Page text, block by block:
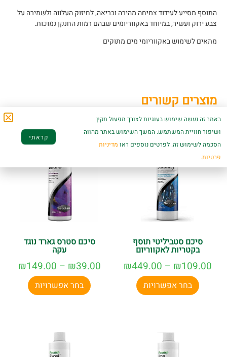
התוסף מסייע לעידוד צמיחה מהירה ובריאה, לחיזוק העלווה ולשמירה על
צבע ירוק ועשיר, במיוחד באקווריומים שבהם רמות החנקן נמוכות.
מתאים לשימוש באקווריומי מים מתוקים
מוצרים קשורים
סיכם סטביליטי תוסף
בקטריות לאקווריום
₪109.00
–
₪449.00
בחר אפשרויות
סיכם סטרס גארד נוגד
עקה
₪39.00
–
₪149.00
בחר אפשרויות
באתר זה נעשה שימוש בעוגיות לצורך תפעול תקין
ושיפור חוויית המשתמש. המשך השימוש באתר מהווה
הסכמה לשימוש זה. לפרטים נוספים ראו מדיניות
פרטיות.
קראתי